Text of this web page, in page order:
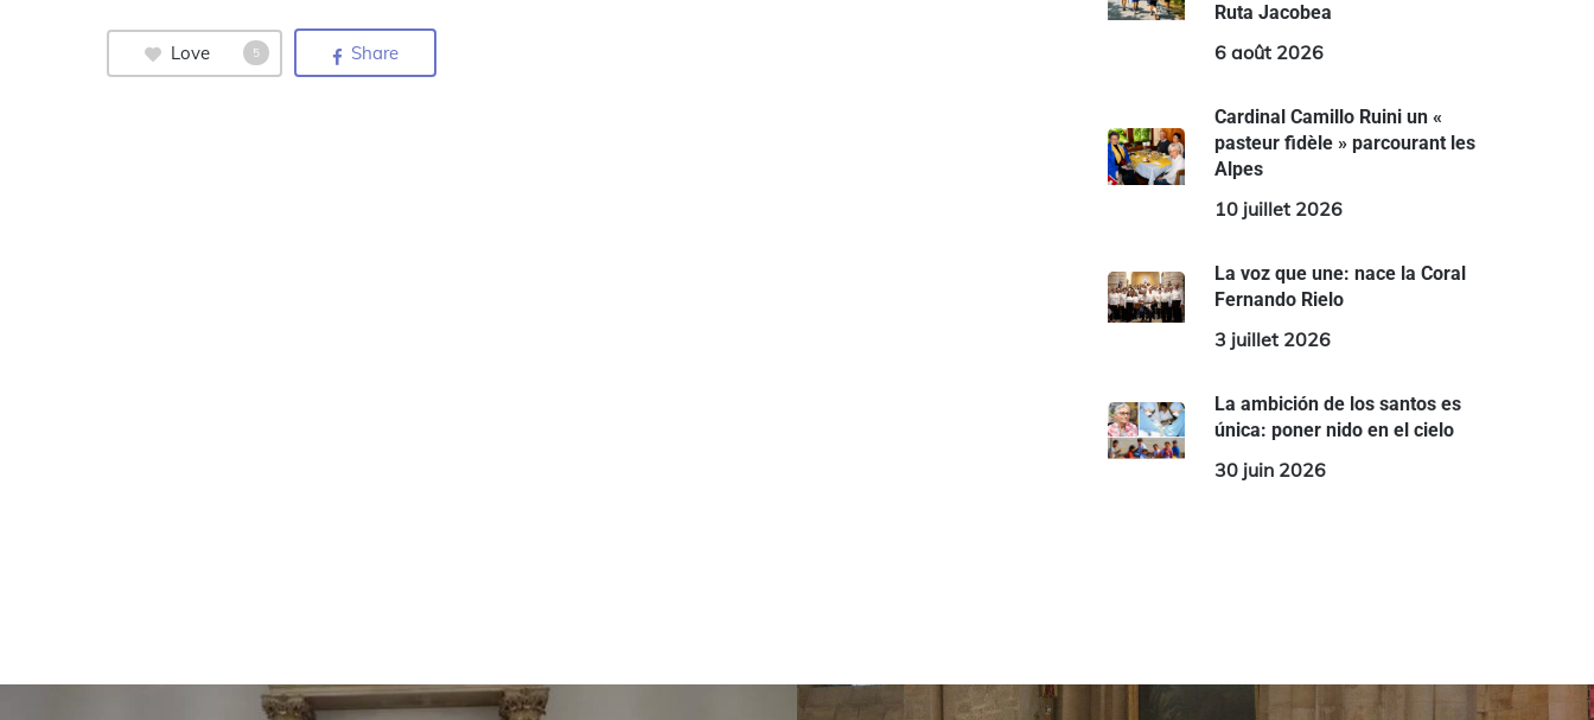
Love 5 Share
Ruta Jacobea
6 août 2026
Cardinal Camillo Ruini un «
pasteur fidèle » parcourant les
Alpes
10 juillet 2026
La voz que une: nace la Coral
Fernando Rielo
3 juillet 2026
La ambición de los santos es
única: poner nido en el cielo
30 juin 2026